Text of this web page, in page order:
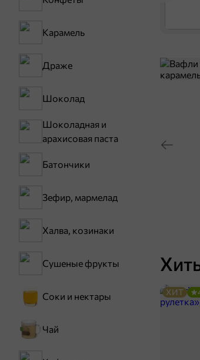
Карамель
Драже
Шоколад
Шоколадная и
арахисовая паста
Батончики
Зефир, мармелад
Халва, козинаки
Сушеные фрукты
Соки и нектары
Чай
ХИТ